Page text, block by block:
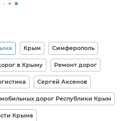
Крым Симферополь
в Крыму Ремонт дорог
Сергей Аксенов
дорог Республики Крым
Крыма